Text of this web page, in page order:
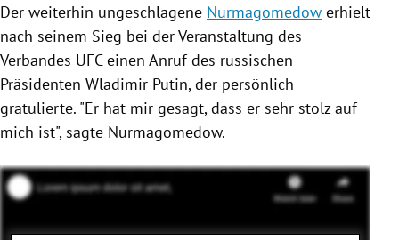
Der weiterhin ungeschlagene Nurmagomedow erhielt
nach seinem Sieg bei der Veranstaltung des
Verbandes UFC einen Anruf des russischen
Präsidenten Wladimir Putin, der persönlich
gratulierte. "Er hat mir gesagt, dass er sehr stolz auf
mich ist", sagte Nurmagomedow.